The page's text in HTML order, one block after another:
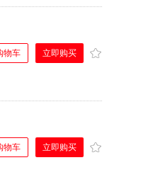
物车 立即购买
物车 立即购买